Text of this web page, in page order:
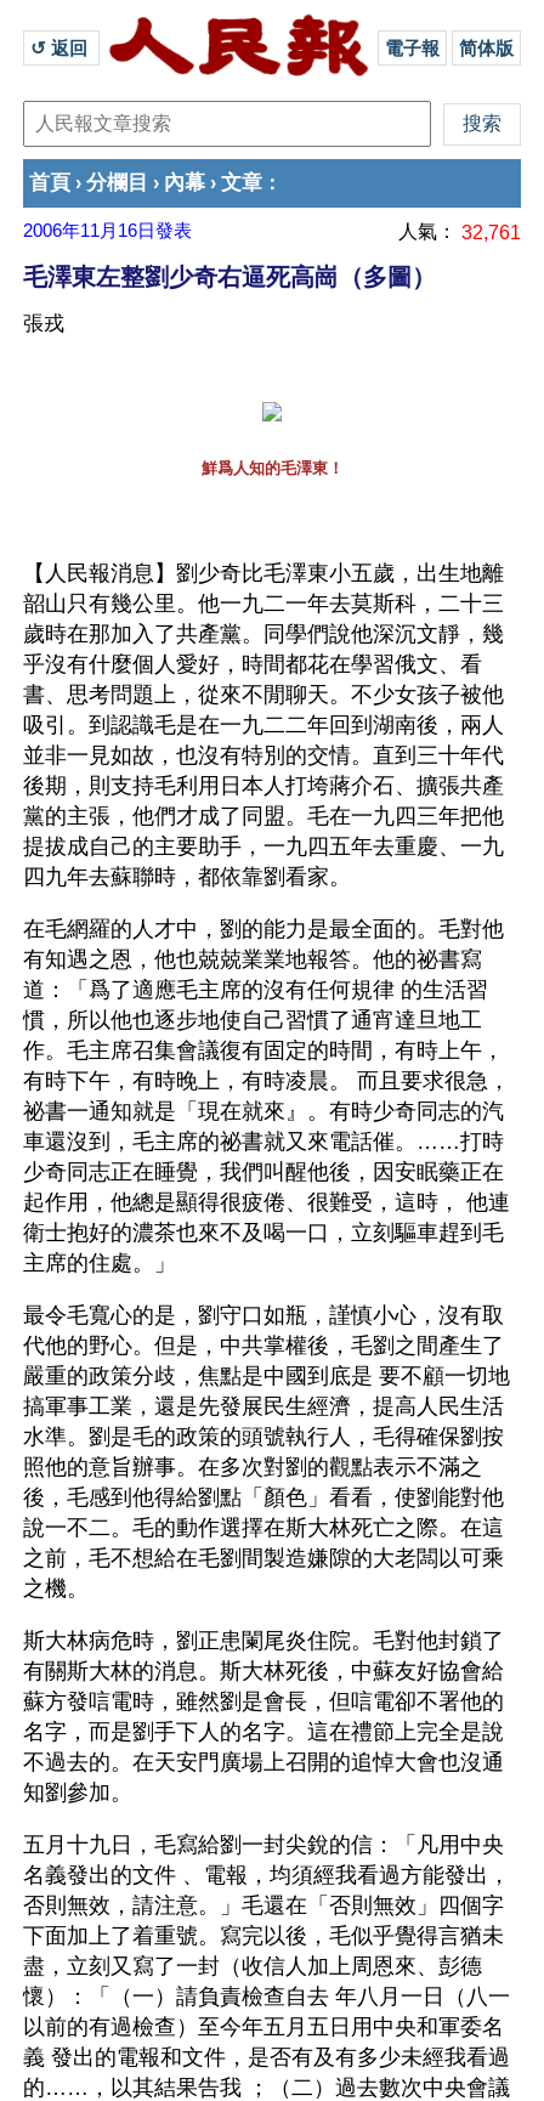
↺ 返回 電子報 简体版
首頁 › 分欄目 › 內幕 › 文章 ：
2006年11月16日發表 人氣： 32,761
毛澤東左整劉少奇右逼死高崗（多圖）
張戎
鮮爲人知的毛澤東！
【人民報消息】劉少奇比毛澤東小五歲，出生地離
韶山只有幾公里。他一九二一年去莫斯科，二十三
歲時在那加入了共產黨。同學們說他深沉文靜，幾
乎沒有什麼個人愛好，時間都花在學習俄文、看
書、思考問題上，從來不閒聊天。不少女孩子被他
吸引。到認識毛是在一九二二年回到湖南後，兩人
並非一見如故，也沒有特別的交情。直到三十年代
後期，則支持毛利用日本人打垮蔣介石、擴張共產
黨的主張，他們才成了同盟。毛在一九四三年把他
提拔成自己的主要助手，一九四五年去重慶、一九
四九年去蘇聯時，都依靠劉看家。
在毛網羅的人才中，劉的能力是最全面的。毛對他
有知遇之恩，他也兢兢業業地報答。他的祕書寫
道：「爲了適應毛主席的沒有任何規律 的生活習
慣，所以他也逐步地使自己習慣了通宵達旦地工
作。毛主席召集會議復有固定的時間，有時上午，
有時下午，有時晚上，有時凌晨。 而且要求很急，
祕書一通知就是「現在就來』。有時少奇同志的汽
車還沒到，毛主席的祕書就又來電話催。……打時
少奇同志正在睡覺，我們叫醒他後，因安眠藥正在
起作用，他總是顯得很疲倦、很難受，這時， 他連
衛士抱好的濃茶也來不及喝一口，立刻驅車趕到毛
主席的住處。」
最令毛寬心的是，劉守口如瓶，謹慎小心，沒有取
代他的野心。但是，中共掌權後，毛劉之間產生了
嚴重的政策分歧，焦點是中國到底是 要不顧一切地
搞軍事工業，還是先發展民生經濟，提高人民生活
水準。劉是毛的政策的頭號執行人，毛得確保劉按
照他的意旨辦事。在多次對劉的觀點表示不滿之
後，毛感到他得給劉點「顏色」看看，使劉能對他
說一不二。毛的動作選擇在斯大林死亡之際。在這
之前，毛不想給在毛劉間製造嫌隙的大老闆以可乘
之機。
斯大林病危時，劉正患闌尾炎住院。毛對他封鎖了
有關斯大林的消息。斯大林死後，中蘇友好協會給
蘇方發唁電時，雖然劉是會長，但唁電卻不署他的
名字，而是劉手下人的名字。這在禮節上完全是說
不過去的。在天安門廣場上召開的追悼大會也沒通
知劉參加。
五月十九日，毛寫給劉一封尖銳的信：「凡用中央
名義發出的文件 、電報，均須經我看過方能發出，
否則無效，請注意。」毛還在「否則無效」四個字
下面加上了着重號。寫完以後，毛似乎覺得言猶未
盡，立刻又寫了一封（收信人加上周恩來、彭德
懷）：「（一）請負責檢查自去 年八月一日（八一
以前的有過檢查）至今年五月五日用中央和軍委名
義 發出的電報和文件，是否有及有多少未經我看過
的……，以其結果告我 ；（二）過去數次中央會議